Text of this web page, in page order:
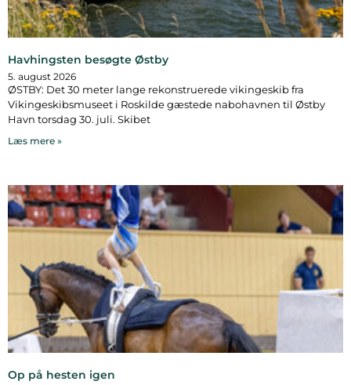
Havhingsten besøgte Østby
5. august 2026
ØSTBY: Det 30 meter lange rekonstruerede vikingeskib fra
Vikingeskibsmuseet i Roskilde gæstede nabohavnen til Østby
Havn torsdag 30. juli. Skibet
Læs mere »
Op på hesten igen